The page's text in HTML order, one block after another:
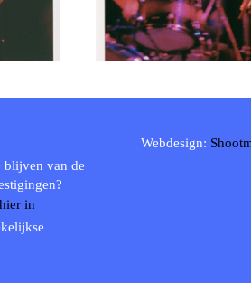
blijven van de
in
Webdesign: